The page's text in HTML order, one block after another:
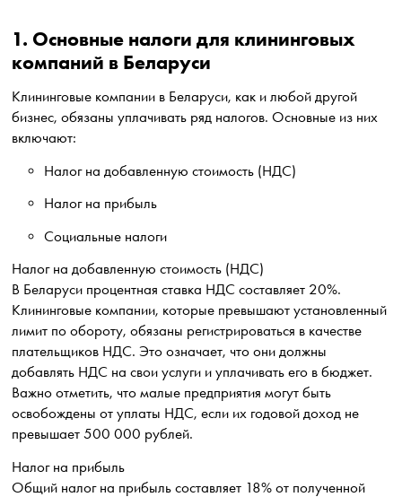
1. Основные налоги для клининговых
компаний в Беларуси
Клининговые компании в Беларуси, как и любой другой
бизнес, обязаны уплачивать ряд налогов. Основные из них
включают:
Налог на добавленную стоимость (НДС)
Налог на прибыль
Социальные налоги
Налог на добавленную стоимость (НДС)
В Беларуси процентная ставка НДС составляет 20%.
Клининговые компании, которые превышают установленный
лимит по обороту, обязаны регистрироваться в качестве
плательщиков НДС. Это означает, что они должны
добавлять НДС на свои услуги и уплачивать его в бюджет.
Важно отметить, что малые предприятия могут быть
освобождены от уплаты НДС, если их годовой доход не
превышает 500 000 рублей.
Налог на прибыль
Общий налог на прибыль составляет 18% от полученной